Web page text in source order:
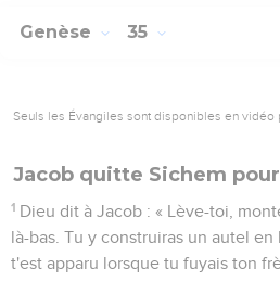
Genèse 35
Seuls les Évangiles sont disponibles en vidéo
Jacob quitte Sichem
1 Dieu dit à Jacob : « Lève-toi,
là-bas. Tu y construiras un autel en
t'est apparu lorsque tu fuyais ton